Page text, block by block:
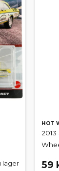
lager
HOT
59